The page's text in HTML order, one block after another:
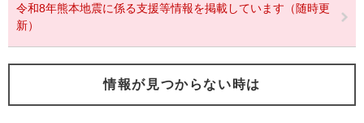
令和8年熊本地震に係る支援等情報を掲載しています（随時更
新）
情報が見つからない時は